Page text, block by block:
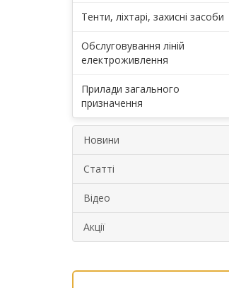
Тенти, ліхтарі, захисні засоби
Обслуговування ліній
електроживлення
Прилади загального
призначення
Новини
Статті
Відео
Акції